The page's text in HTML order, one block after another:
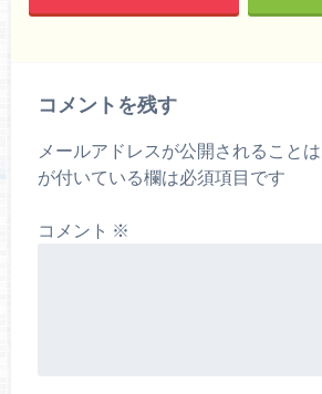
コメントを残す
メールアドレスが公開されることは
が付いている欄は必須項目です
コメント ※